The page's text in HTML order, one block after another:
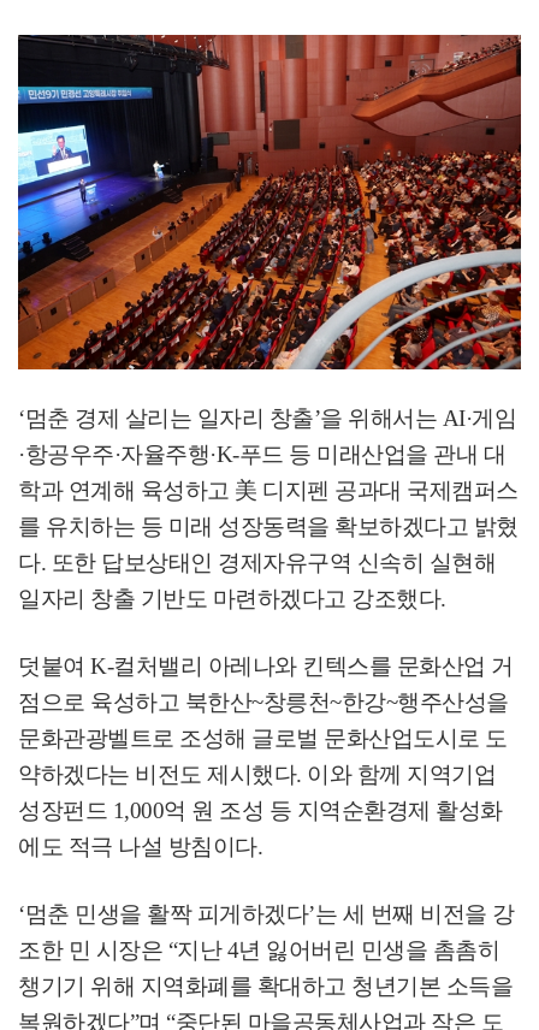
‘멈춘 경제 살리는 일자리 창출’을 위해서는 AI·게임
·항공우주·자율주행·K-푸드 등 미래산업을 관내 대
학과 연계해 육성하고 美 디지펜 공과대 국제캠퍼스
를 유치하는 등 미래 성장동력을 확보하겠다고 밝혔
다. 또한 답보상태인 경제자유구역 신속히 실현해
일자리 창출 기반도 마련하겠다고 강조했다.
덧붙여 K-컬처밸리 아레나와 킨텍스를 문화산업 거
점으로 육성하고 북한산~창릉천~한강~행주산성을
문화관광벨트로 조성해 글로벌 문화산업도시로 도
약하겠다는 비전도 제시했다. 이와 함께 지역기업
성장펀드 1,000억 원 조성 등 지역순환경제 활성화
에도 적극 나설 방침이다.
‘멈춘 민생을 활짝 피게하겠다’는 세 번째 비전을 강
조한 민 시장은 “지난4년 잃어버린 민생을 촘촘히
챙기기 위해 지역화폐를 확대하고 청년기본 소득을
복원하겠다”며 “중단된 마을공동체사업과 작은 도